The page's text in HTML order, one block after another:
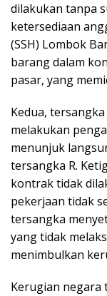
dilakukan tanpa
ketersediaan
(SSH) Lombok
barang dalam
pasar, yang
Kedua,
melakukan
menunjuk
tersangka R.
kontrak tidak
pekerjaan tidak
tersangka
yang tidak
menimbulkan
Kerugian